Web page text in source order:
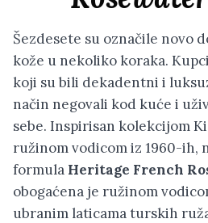
Šezdesete su označile novo
kože u nekoliko koraka.
koji su bili dekadentni i
način negovali kod kuće i
sebe. Inspirisan kolekcijom
ružinom vodicom iz 1960-ih,
formula Heritage French
obogaćena je ružinom
ubranim laticama turskih